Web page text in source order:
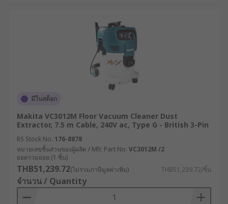
มีในสต็อก
Makita VC3012M Floor Vacuum Cleaner Dust
Extractor, 7.5 m Cable, 240V ac, Type G - British 3-Pin
RS Stock No. 176-8878
หมายเลขชิ้นส่วนของผู้ผลิต / Mfr. Part No. VC3012M /2
ยอดรวมย่อย (1 ชิ้น)
THB51,239.72(ไม่รวมภาษีมูลค่าเพิ่ม) THB51,239.72/ชิ้น
จำนวน / Quantity